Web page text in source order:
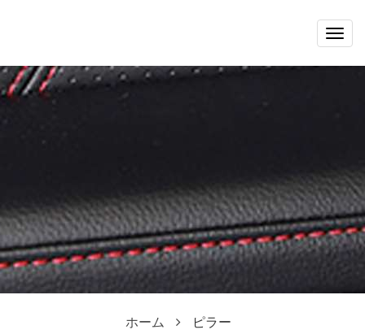
ホーム ピラー